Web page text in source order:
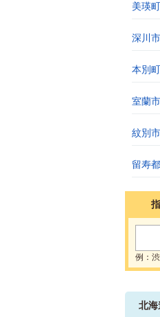
美瑛
深川市
本別
室蘭市
紋別市
留寿
例：
北海